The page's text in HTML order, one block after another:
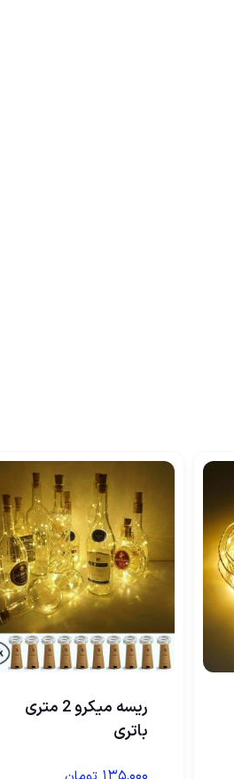
ریسه میکرو 2 متری
باتری